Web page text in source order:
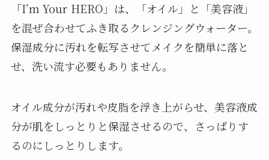
「I’m Your HERO」は、「オイル」と「美容液」
を混ぜ合わせてふき取るクレンジングウォーター。
保湿成分に汚れを転写させてメイクを簡単に落と
せ、洗い流す必要もありません。
オイル成分が汚れや皮脂を浮き上がらせ、美容液成
分が肌をしっとりと保湿させるので、さっぱりす
るのにしっとりします。